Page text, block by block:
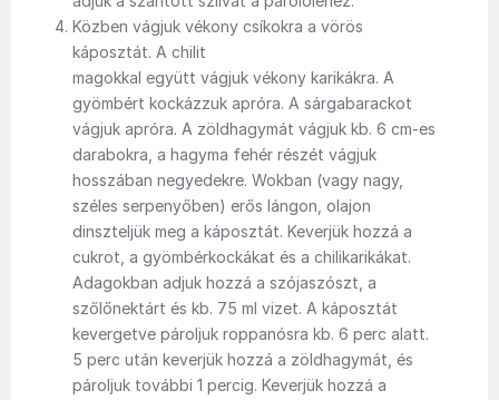
Közben vágjuk vékony csíkokra a vörös
káposztát. A chilit
magokkal együtt vágjuk vékony karikákra. A
gyömbért kockázzuk apróra. A sárgabarackot
vágjuk apróra. A zöldhagymát vágjuk kb. 6 cm-es
darabokra, a hagyma fehér részét vágjuk
hosszában negyedekre. Wokban (vagy nagy,
széles serpenyőben) erős lángon, olajon
dinszteljük meg a káposztát. Keverjük hozzá a
cukrot, a gyömbérkockákat és a chilikarikákat.
Adagokban adjuk hozzá a szójaszószt, a
szőlőnektárt és kb. 75 ml vizet. A káposztát
kevergetve pároljuk roppanósra kb. 6 perc alatt.
5 perc után keverjük hozzá a zöldhagymát, és
pároljuk további 1 percig. Keverjük hozzá a